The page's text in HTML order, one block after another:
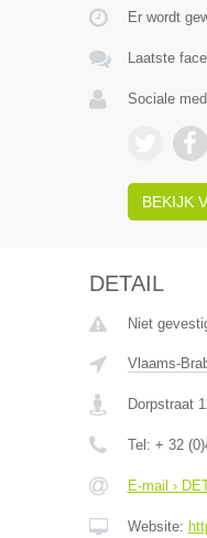
Er wordt
Laatste
Sociale
BEKIJK
DETAIL
Niet
Vlaams-
Dorpstraat
Tel: + 32
E-mail ›
Website: